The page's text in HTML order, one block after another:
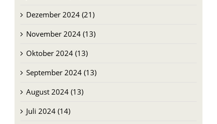
November 2024 (13)
Oktober 2024 (13)
September 2024 (13)
August 2024 (13)
Juli 2024 (14)
Juni 2024 (12)